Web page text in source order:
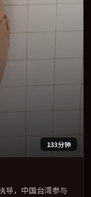
133分钟
导，中国台湾参与